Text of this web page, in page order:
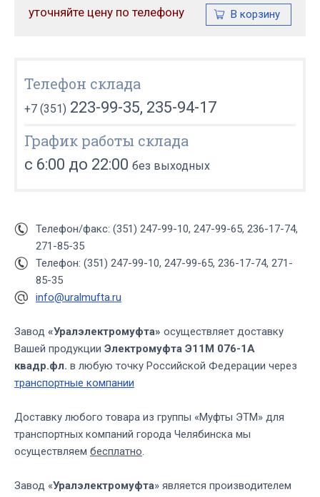
уточняйте цену по телефону
Телефон склада
+7 (351) 223-99-35, 235-94-17
График работы склада
с 6:00 до 22:00 без выходных
Телефон/факс: (351) 247-99-10, 247-99-65, 236-17-74,
271-85-35
Телефон: (351) 247-99-10, 247-99-65, 236-17-74, 271-
85-35
info@uralmufta.ru
Завод «Уралэлектромуфта» осуществляет доставку
Вашей продукции Электромуфта Э11М 076-1А
квадр.фл. в любую точку Российской Федерации через
транспортные компании
Доставку любого товара из группы «Муфты ЭТМ» для
транспортных компаний города Челябинска мы
осуществляем бесплатно.
Завод «Уралэлектромуфта» является производителем